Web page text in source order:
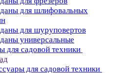
для шлифовальных
для шуруповертов
универсальные
для садовой техники
для садовой техники